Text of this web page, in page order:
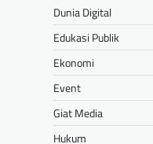
Dunia Digital
Edukasi Publik
Ekonomi
Event
Giat Media
Hukum